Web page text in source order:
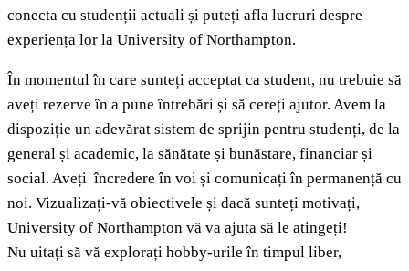
conecta cu studenții actuali și puteți afla lucruri despre
experiența lor la University of Northampton.
În momentul în care sunteți acceptat ca student, nu trebuie să
aveți rezerve în a pune întrebări și să cereți ajutor. Avem la
dispoziție un adevărat sistem de sprijin pentru studenți, de la
general și academic, la sănătate și bunăstare, financiar și
social. Aveți încredere în voi și comunicați în permanență cu
noi. Vizualizați-vă obiectivele și dacă sunteți motivați,
University of Northampton vă va ajuta să le atingeți!
Nu uitați să vă explorați hobby-urile în timpul liber,